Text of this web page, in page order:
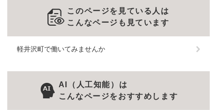
このページを見ている人は
こんなページも見ています
軽井沢町で働いてみませんか
AI（人工知能）は
こんなページをおすすめします